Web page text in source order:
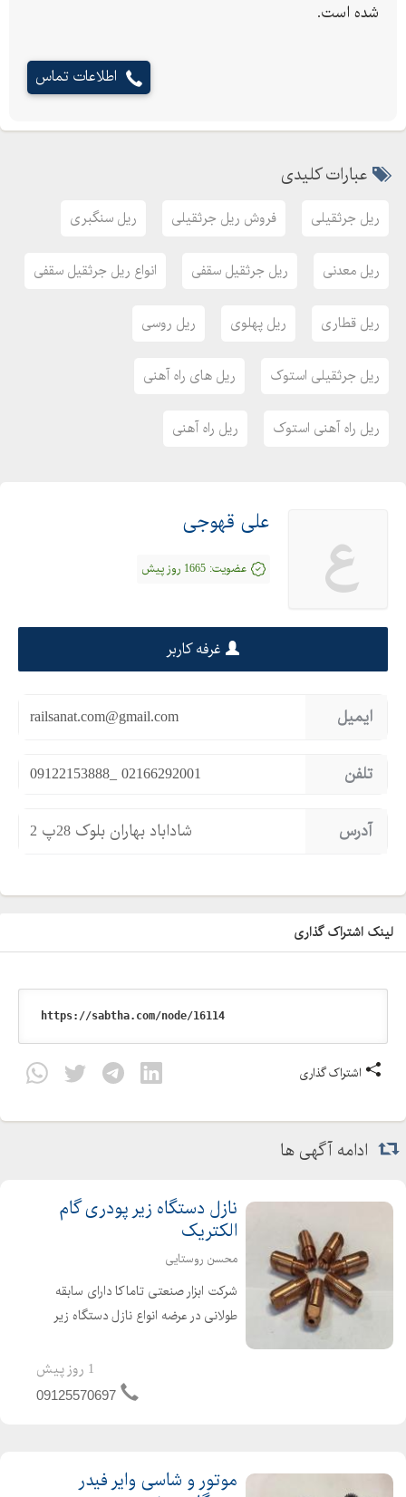
شده است.
اطلاعات تماس
عبارات کلیدی
ریل جرثقیلی فروش ریل جرثقیلی ریل سنگبری
ریل معدنی ریل جرثقیل سقفی انواع ریل جرثقیل سقفی
ریل قطاری ریل پهلوی ریل روسی
ریل جرثقیلی استوک ریل های راه آهنی
ریل راه آهنی استوک ریل راه آهنی
ع علی قهوجی
عضویت: 1665 روز پیش
غرفه کاربر
ایمیل railsanat.com@gmail.com
تلفن 09122153888_ 02166292001
آدرس شاداباد بهاران بلوک 28پ 2
لینک اشتراک گذاری
اشتراک گذاری
ادامه آگهی ها
نازل دستگاه زیر پودری گام
الکتریک
محسن روستایی
شرکت ابزار صنعتی تاماکا دارای سابقه
طولانی در عرضه انواع نازل دستگاه زیر
مس شش پر با کیفیت و قیمت مناسب
1 روز پیش
09125570697
موتور و شاسی وایر فیدر